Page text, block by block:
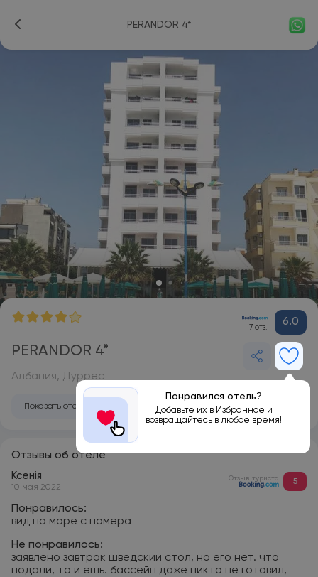
PERANDOR 4*
7 отз. 6.0
PERANDOR 4*
Понравился отель?
Добавьте их в Избранное и
возвращайтесь в любое время!
Албания, Дуррес
Показать отель на карте
Отзывы об отеле
Ксенія
10 мая 2022
Отзыв туриста 5
Понравилось:
вид на море с номера
Не понравилось:
заявлено завтрак шведский стол, но его нет. что
подали, то и ешь. бассейн даже никто не готовил,